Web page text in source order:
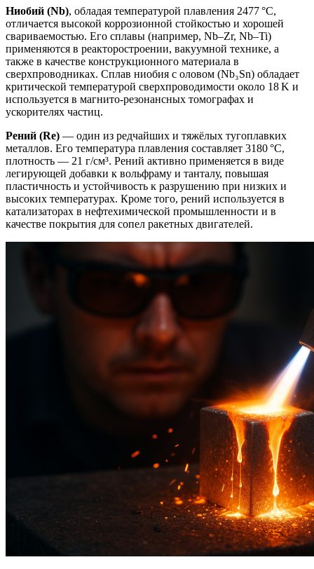
Ниобий (Nb), обладая температурой плавления 2477 °C,
отличается высокой коррозионной стойкостью и хорошей
свариваемостью. Его сплавы (например, Nb–Zr, Nb–Ti)
применяются в реакторостроении, вакуумной технике, а
также в качестве конструкционного материала в
сверхпроводниках. Сплав ниобия с оловом (Nb₃Sn) обладает
критической температурой сверхпроводимости около 18 K и
используется в магнито-резонансных томографах и
ускорителях частиц.
Рений (Re) — один из редчайших и тяжёлых тугоплавких
металлов. Его температура плавления составляет 3180 °C,
плотность — 21 г/см³. Рений активно применяется в виде
легирующей добавки к вольфраму и танталу, повышая
пластичность и устойчивость к разрушению при низких и
высоких температурах. Кроме того, рений используется в
катализаторах в нефтехимической промышленности и в
качестве покрытия для сопел ракетных двигателей.